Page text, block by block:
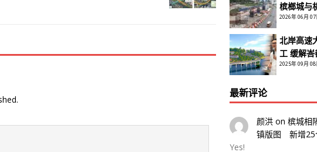
槟榔城与
2026年 06月 07
北岸高速
工 缓解
2025年 09月 08
最新评论
颜洪 on 槟城相
镇版图 新增25
Yes!